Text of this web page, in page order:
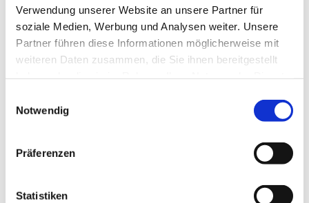
Verwendung unserer Website an unsere Partner für
soziale Medien, Werbung und Analysen weiter. Unsere
Partner führen diese Informationen möglicherweise mit
weiteren Daten zusammen, die Sie ihnen bereitgestellt
Notwendig
Präferenzen
Statistiken